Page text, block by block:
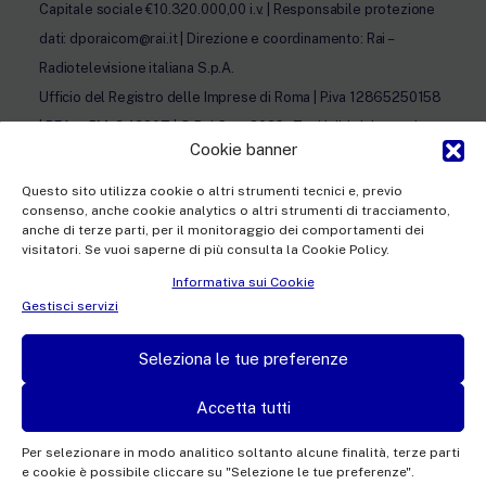
Cookie banner
Questo sito utilizza cookie o altri strumenti tecnici e, previo
consenso, anche cookie analytics o altri strumenti di tracciamento,
anche di terze parti, per il monitoraggio dei comportamenti dei
visitatori. Se vuoi saperne di più consulta la Cookie Policy.
Informativa sui Cookie
Gestisci servizi
Seleziona le tue preferenze
Accetta tutti
Per selezionare in modo analitico soltanto alcune finalità, terze parti
e cookie è possibile cliccare su "Selezione le tue preferenze".
Capitale sociale €10.320.000,00 i.v. | Responsabile protezione
dati: dporaicom@rai.it | Direzione e coordinamento: Rai –
Radiotelevisione italiana S.p.A.
Ufficio del Registro delle Imprese di Roma | P.iva 12865250158
| REA n. RM- 949207 | © Rai Com 2026 - Tutti i diritti riservati
Facebook Twitter Instagram Linkedin
Privacy Policy